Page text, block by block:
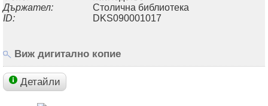
Държател:
Столична библиотека
ID:
DKS090001017
Виж дигитално копие
Детайли